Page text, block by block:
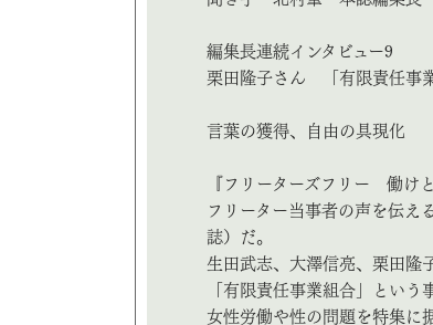
編集長連続インタビュー9
栗田隆子さん 「有限責任事
言葉の獲得、自由の具現化
『フリーターズフリー 働け
フリーター当事者の声を伝え
誌）だ。
生田武志、大澤信亮、栗田隆
「有限責任事業組合」という
女性労働や性の問題を特集に